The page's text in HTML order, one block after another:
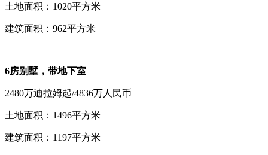
土地面积：1020平方米
建筑面积：962平方米
6房别墅，带地下室
2480万迪拉姆起/4836万人民币
土地面积：1496平方米
建筑面积：1197平方米